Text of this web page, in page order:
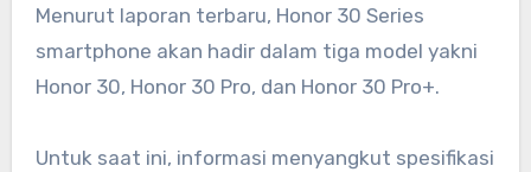
Menurut laporan terbaru, Honor 30 Series
smartphone akan hadir dalam tiga model yakni
Honor 30, Honor 30 Pro, dan Honor 30 Pro+.
Untuk saat ini, informasi menyangkut spesifikasi